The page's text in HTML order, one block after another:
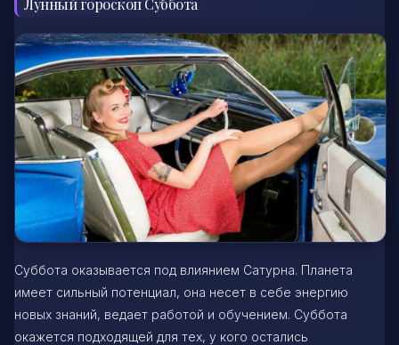
Лунный гороскоп Суббота
Суббота оказывается под влиянием Сатурна. Планета
имеет сильный потенциал, она несет в себе энергию
новых знаний, ведает работой и обучением. Суббота
окажется подходящей для тех, у кого остались